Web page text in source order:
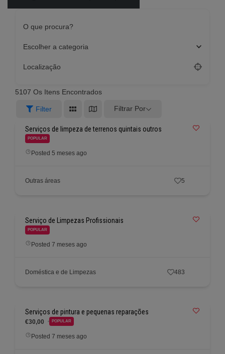
O que procura?
Escolher a categoria
Localização
5107 Os Itens Encontrados
Filter Filtrar Por
Serviços de limpeza de terrenos quintais outros
POPULAR
Posted 5 meses ago
Outras áreas 5
Serviço de Limpezas Profissionais
POPULAR
Posted 7 meses ago
Doméstica e de Limpezas 483
Serviços de pintura e pequenas reparações
€30,00 POPULAR
Posted 7 meses ago